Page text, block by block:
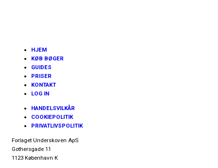
HJEM
KØB BØGER
GUIDES
PRISER
KONTAKT
LOG IN
HANDELSVILKÅR
COOKIEPOLITIK
PRIVATLIVSPOLITIK
Forlaget Underskoven ApS
Gothersgade 11
1123 København K